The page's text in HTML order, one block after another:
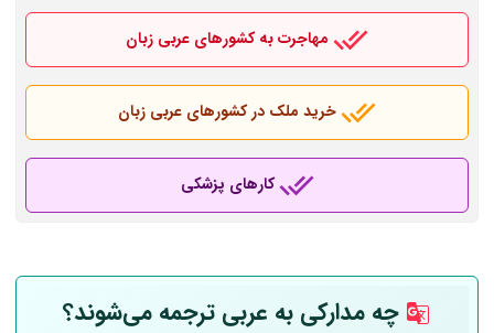
مهاجرت به کشورهای عربی زبان
خرید ملک در کشورهای عربی زبان
کارهای پزشکی
چه مدارکی به عربی ترجمه می‌شوند؟